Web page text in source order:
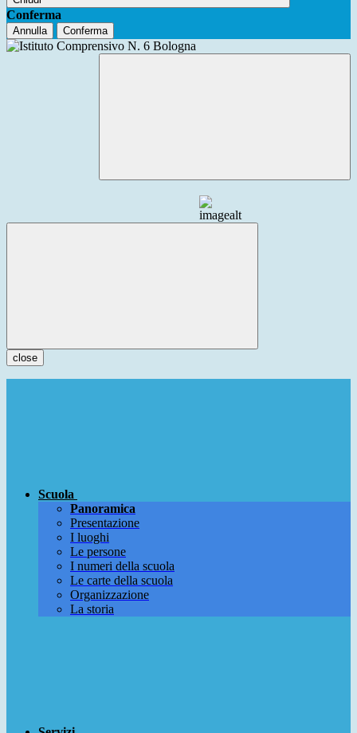
Conferma
Annulla Conferma
close
Scuola
Panoramica
Presentazione
I luoghi
Le persone
I numeri della scuola
Le carte della scuola
Organizzazione
La storia